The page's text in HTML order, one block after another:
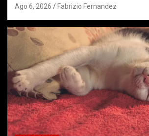
Ago 6, 2026 Fabrizio Fernandez